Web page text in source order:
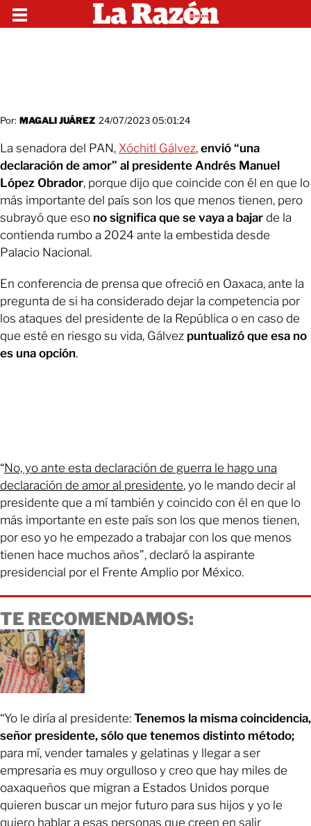
Por: MAGALI JUÁREZ 24/07/2023 05:01:24
La senadora del PAN, Xóchitl Gálvez, envió “una
declaración de amor” al presidente Andrés Manuel
López Obrador, porque dijo que coincide con él en que lo
más importante del país son los que menos tienen, pero
subrayó que eso no significa que se vaya a bajar de la
contienda rumbo a 2024 ante la embestida desde
Palacio Nacional.
En conferencia de prensa que ofreció en Oaxaca, ante la
pregunta de si ha considerado dejar la competencia por
los ataques del presidente de la República o en caso de
que esté en riesgo su vida, Gálvez puntualizó que esa no
es una opción.
“No, yo ante esta declaración de guerra le hago una
declaración de amor al presidente, yo le mando decir al
presidente que a mí también y coincido con él en que lo
más importante en este país son los que menos tienen,
por eso yo he empezado a trabajar con los que menos
tienen hace muchos años”, declaró la aspirante
presidencial por el Frente Amplio por México.
TE RECOMENDAMOS:
“Yo le diría al presidente: Tenemos la misma coincidencia,
señor presidente, sólo que tenemos distinto método;
para mí, vender tamales y gelatinas y llegar a ser
empresaria es muy orgulloso y creo que hay miles de
oaxaqueños que migran a Estados Unidos porque
quieren buscar un mejor futuro para sus hijos y yo le
quiero hablar a esas personas que creen en salir